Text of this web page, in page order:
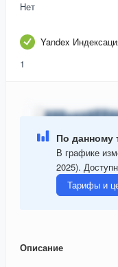
Нет
Yandex
1
По данному
В графике
2025).
Тарифы и
Описание